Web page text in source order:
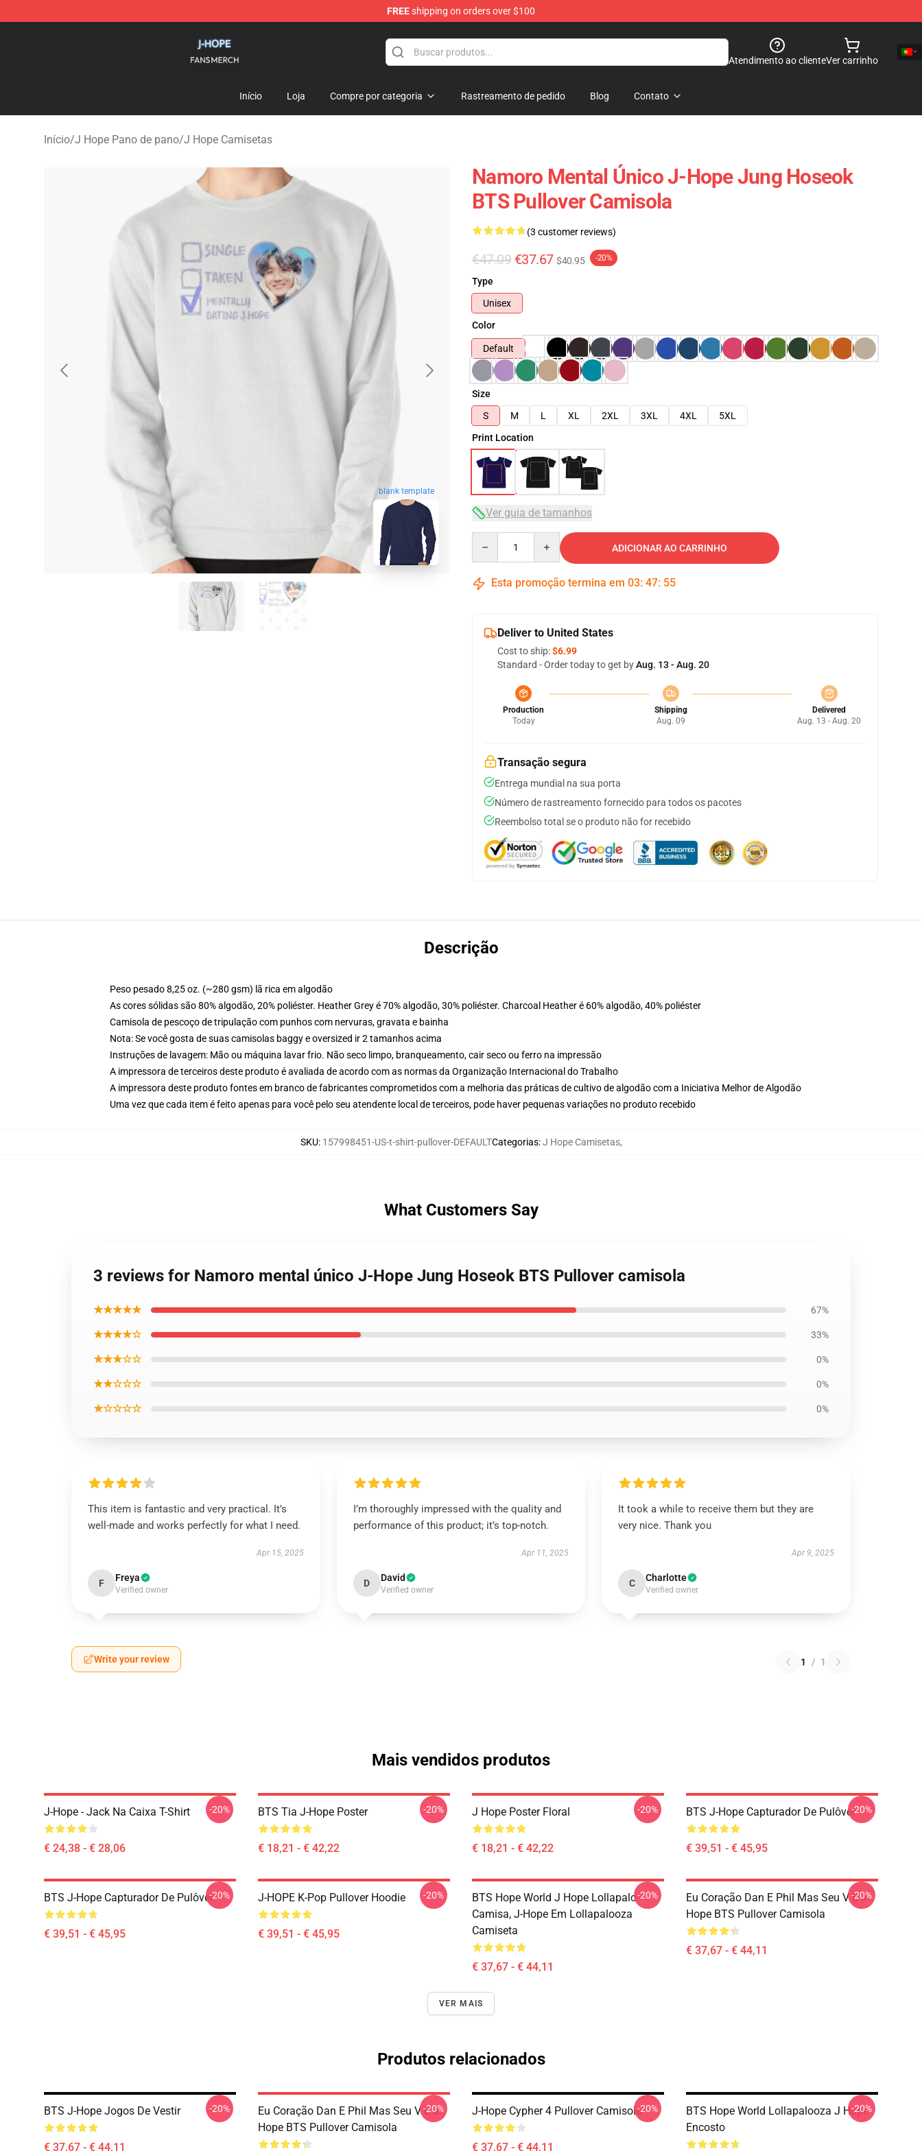
FREEshipping on orders over $100
Atendimento ao clienteVer carrinho
Início Loja Compre por categoria Rastreamento de pedido Blog Contato
Início/J Hope Pano de pano/J Hope Camisetas
blank template
Namoro Mental Único J-Hope Jung Hoseok
BTS Pullover Camisola
(3 customer reviews)
€47.09 €37.67 $40.95 -20%
Type
Unisex
Color
Default
Size
S
M L XL 2XL 3XL 4XL
5XL
Print Location
Ver guia de tamanhos
ADICIONAR AO CARRINHO
Esta promoção termina em 03: 47: 54
Deliver to United States
Cost to ship:$6.99
Standard - Order today to get byAug. 13 - Aug. 20
Production
Today
Shipping
Aug. 09
Delivered
Aug. 13 - Aug. 20
Transação segura
Entrega mundial na sua porta
Número de rastreamento fornecido para todos os pacotes
Reembolso total se o produto não for recebido
Descrição
Peso pesado 8,25 oz. (~280 gsm) lã rica em algodão
As cores sólidas são 80% algodão, 20% poliéster. Heather Grey é 70% algodão, 30% poliéster. Charcoal Heather é 60% algodão, 40% poliéster
Camisola de pescoço de tripulação com punhos com nervuras, gravata e bainha
Nota: Se você gosta de suas camisolas baggy e oversized ir 2 tamanhos acima
Instruções de lavagem: Mão ou máquina lavar frio. Não seco limpo, branqueamento, cair seco ou ferro na impressão
A impressora de terceiros deste produto é avaliada de acordo com as normas da Organização Internacional do Trabalho
A impressora deste produto fontes em branco de fabricantes comprometidos com a melhoria das práticas de cultivo de algodão com a Iniciativa Melhor de Algodão
Uma vez que cada item é feito apenas para você pelo seu atendente local de terceiros, pode haver pequenas variações no produto recebido
SKU: 157998451-US-t-shirt-pullover-DEFAULTCategorias:J Hope Camisetas,
What Customers Say
3 reviews for Namoro mental único J-Hope Jung Hoseok BTS Pullover camisola
★★★★★ 67%
★★★★☆ 33%
★★★☆☆ 0%
★★☆☆☆ 0%
★☆☆☆☆ 0%
This item is fantastic and very practical. It’s
well-made and works perfectly for what I need.
Apr 15, 2025
F Freya
Verified owner
I’m thoroughly impressed with the quality and
performance of this product; it’s top-notch.
Apr 11, 2025
D David
Verified owner
It took a while to receive them but they are
very nice. Thank you
Apr 9, 2025
C Charlotte
Verified owner
Write your review 1 / 1
Mais vendidos produtos
J-Hope - Jack Na Caixa T-Shirt
€ 24,38 - € 28,06
-20% BTS Tia J-Hope Poster
€ 18,21 - € 42,22
-20% J Hope Poster Floral
€ 18,21 - € 42,22
-20% BTS J-Hope Capturador De Pulôver
€ 39,51 - € 45,95
-20%
BTS J-Hope Capturador De Pulôver
€ 39,51 - € 45,95
-20% J-HOPE K-Pop Pullover Hoodie
€ 39,51 - € 45,95
-20%
BTS Hope World J Hope Lollapalo.
Camisa, J-Hope Em Lollapalooza
Camiseta
€ 37,67 - € 44,11
-20%
Eu Coração Dan E Phil Mas Seu V E J
Hope BTS Pullover Camisola
€ 37,67 - € 44,11
-20%
VER MAIS
Produtos relacionados
BTS J-Hope Jogos De Vestir
€ 37,67 - € 44,11
-20%
Eu Coração Dan E Phil Mas Seu V E J
Hope BTS Pullover Camisola
-20% J-Hope Cypher 4 Pullover Camisola
€ 37,67 - € 44,11
-20%
BTS Hope World Lollapalooza J Hope
Encosto
-20%